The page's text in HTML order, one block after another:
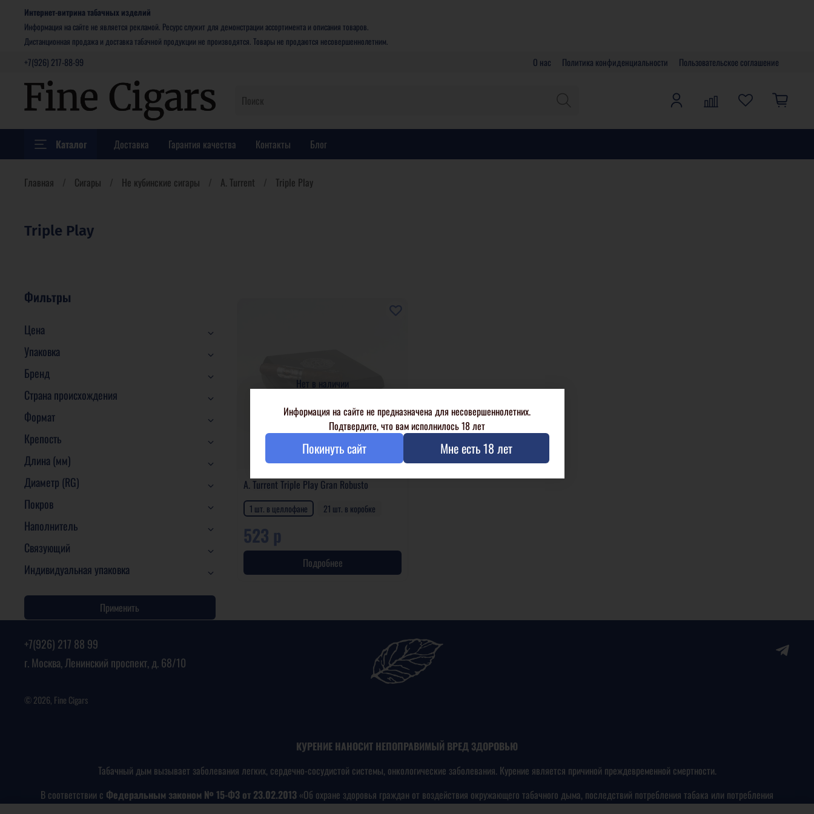
Интернет-витрина табачных изделий
Информация на сайте не является рекламой. Ресурс служит для демонстрации ассортимента и описания товаров.
Дистанционная продажа и доставка табачной продукции не производятся. Товары не продаются несовершеннолетним.
О нас Политика конфиденциальности Пользовательское соглашение
+7(926) 217-88-99
Каталог Доставка Гарантия качества Контакты Блог
Главная Сигары Не кубинские сигары A. Turrent Triple Play
Triple Play
Нет в наличии
A. Turrent Triple Play Gran Robusto
1 шт. в целлофане 21 шт. в коробке
523 р
Подробнее
Фильтры
Цена
Упаковка
Бренд
Страна происхождения
Формат
Крепость
Длина (мм)
Диаметр (RG)
Покров
Наполнитель
Связующий
Индивидуальная упаковка
Применить
+7(926) 217 88 99
г. Москва, Ленинский проспект, д. 68/10
© 2026, Fine Cigars
КУРЕНИЕ НАНОСИТ НЕПОПРАВИМЫЙ ВРЕД ЗДОРОВЬЮ
Табачный дым вызывает заболевания легких, сердечно-сосудистой системы, онкологические заболевания. Курение является причиной преждевременной смертности.
В соответствии с Федеральным законом № 15-ФЗ от 23.02.2013 «Об охране здоровья граждан от воздействия окружающего табачного дыма, последствий потребления табака или потребления
Информация на сайте не предназначена для несовершеннолетних.
Подтвердите, что вам исполнилось 18 лет
Покинуть сайт Мне есть 18 лет